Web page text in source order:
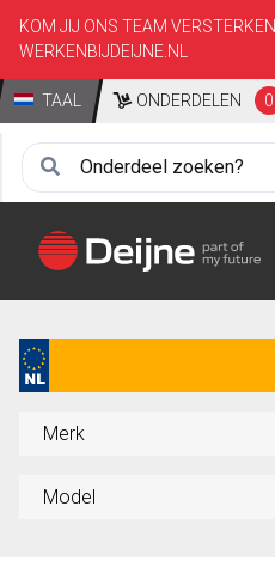
KOM JIJ ONS TEAM
WERKENBIJDEIJNE.NL
TAAL ONDERDELEN 0